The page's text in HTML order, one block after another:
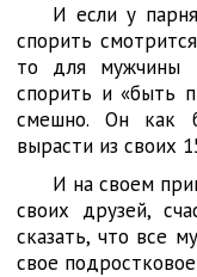
И если у
спорить
то для мужчины
спорить и «быть
смешно. Он как
вырасти из своих
И на своем
своих друзей,
сказать, что все
свое